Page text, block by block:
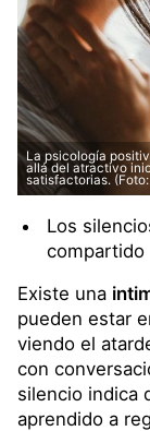
La psicología
allá del atractivo
satisfactorias.
Los
compartido
Existe una
pueden estar
viendo el
con
silencio indica
aprendido a